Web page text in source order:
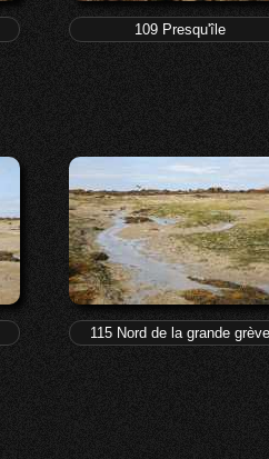
109 Presqu'île
115 Nord de la grande grève